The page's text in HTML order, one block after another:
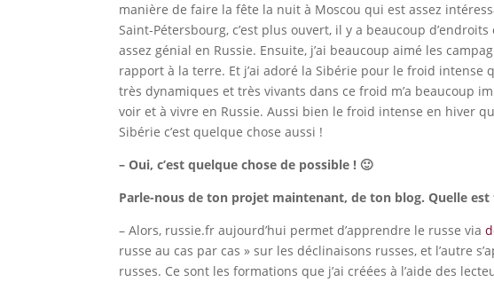
manière de faire la fête la nuit à Moscou qui est assez
Saint-Pétersbourg, c’est plus ouvert, il y a beaucoup
assez génial en Russie. Ensuite, j’ai beaucoup aimé les
rapport à la terre. Et j’ai adoré la Sibérie pour le froid intense
très dynamiques et très vivants dans ce froid m’a beaucoup
voir et à vivre en Russie. Aussi bien le froid intense en hiver
Sibérie c’est quelque chose aussi !
– Oui, c’est quelque chose de possible ! 🙂
Parle-nous de ton projet maintenant, de ton blog. Quelle
– Alors, russie.fr aujourd’hui permet d’apprendre le russe via
russe au cas par cas » sur les déclinaisons russes, et l’autre
russes. Ce sont les formations que j’ai créées à l’aide des